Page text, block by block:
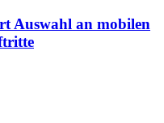
Auswahl an mobilen